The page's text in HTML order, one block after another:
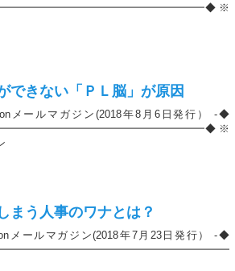
※
できない「ＰＬ脳」が原因
メールマガジン(2018年8月6日発行） -◆
※
まう人事のワナとは？
メールマガジン(2018年7月23日発行） -◆